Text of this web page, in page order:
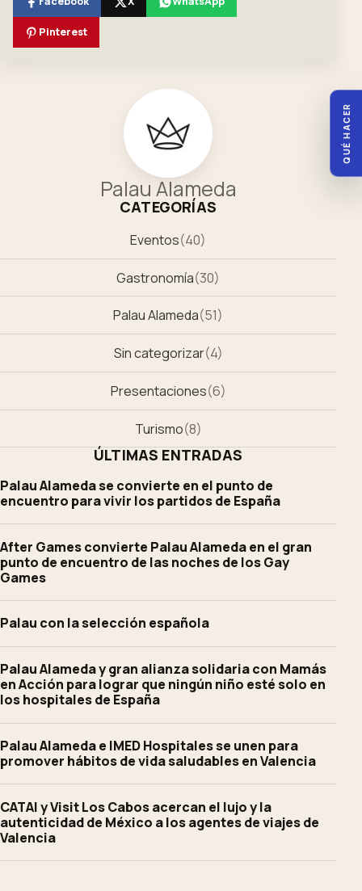
QUÉ HACER
Pinterest
Palau Alameda
CATEGORÍAS
Eventos(40)
Gastronomía(30)
Palau Alameda(51)
Sin categorizar(4)
Presentaciones(6)
Turismo(8)
ÚLTIMAS ENTRADAS
Palau Alameda se convierte en el punto de
encuentro para vivir los partidos de España
After Games convierte Palau Alameda en el gran
punto de encuentro de las noches de los Gay
Games
Palau con la selección española
Palau Alameda y gran alianza solidaria con Mamás
en Acción para lograr que ningún niño esté solo en
los hospitales de España
Palau Alameda e IMED Hospitales se unen para
promover hábitos de vida saludables en Valencia
CATAI y Visit Los Cabos acercan el lujo y la
autenticidad de México a los agentes de viajes de
Valencia